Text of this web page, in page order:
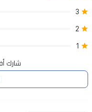
3
2
1
شارك